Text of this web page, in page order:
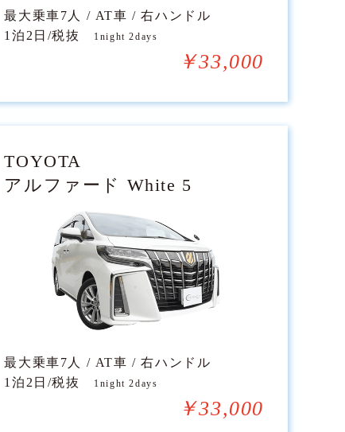
最大乗車7人 / AT車 / 右ハンドル
1泊2日/税抜
1night 2days
￥33,000
TOYOTA
アルファード White 5
最大乗車7人 / AT車 / 右ハンドル
1泊2日/税抜
1night 2days
￥33,000